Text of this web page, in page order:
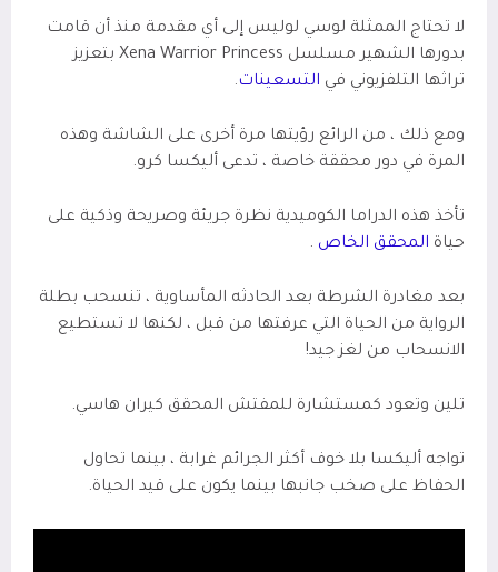
لا تحتاج الممثلة لوسي لوليس إلى أي مقدمة منذ أن قامت
بدورها الشهير مسلسل Xena Warrior Princess بتعزيز
تراثها التلفزيوني في التسعينات.
ومع ذلك ، من الرائع رؤيتها مرة أخرى على الشاشة وهذه
المرة في دور محققة خاصة ، تدعى أليكسا كرو.
تأخذ هذه الدراما الكوميدية نظرة جريئة وصريحة وذكية على
حياة المحقق الخاص .
بعد مغادرة الشرطة بعد الحادثه المأساوية ، تنسحب بطلة
الرواية من الحياة التي عرفتها من قبل ، لكنها لا تستطيع
الانسحاب من لغز جيد!
تلين وتعود كمستشارة للمفتش المحقق كيران هاسي.
تواجه أليكسا بلا خوف أكثر الجرائم غرابة ، بينما تحاول
الحفاظ على صخب جانبها بينما يكون على قيد الحياة.